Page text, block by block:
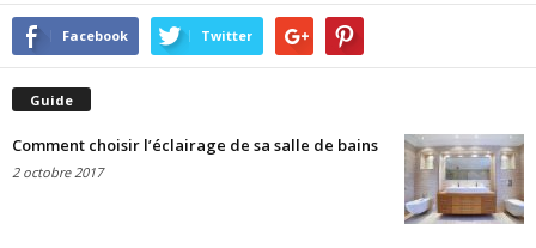
Facebook Twitter
Guide
Comment choisir l’éclairage de sa salle de bains
2 octobre 2017